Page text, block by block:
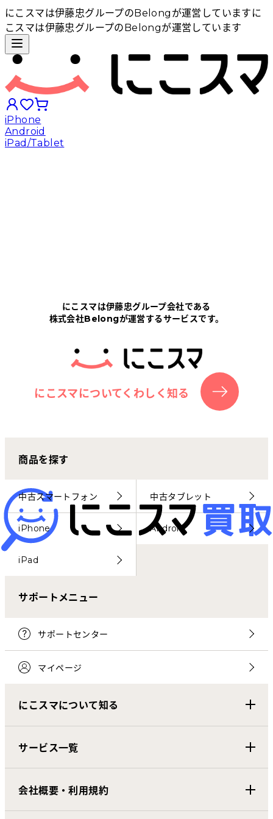
にこスマは伊藤忠グループのBelongが運営しています に
こスマは伊藤忠グループのBelongが運営しています
iPhone
Android
iPad/Tablet
にこスマについて
サポートセンター
お客さまの声
にこスマ通信
マイページ
にこスマは伊藤忠グループ会社である
株式会社Belongが運営するサービスです。
にこスマについてくわしく知る
商品を探す
中古スマートフォン 中古タブレット
iPhone Android
iPad
サポートメニュー
サポートセンター
マイページ
にこスマについて知る
サービス一覧
会社概要・利用規約